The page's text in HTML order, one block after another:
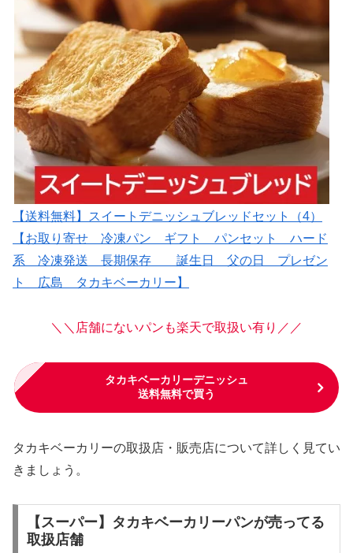
【送料無料】スイートデニッシュブレッドセット（4）
【お取り寄せ 冷凍パン ギフト パンセット ハード
系 冷凍発送 長期保存 誕生日 父の日 プレゼン
ト 広島 タカキベーカリー】
＼＼店舗にないパンも楽天で取扱い有り／／
タカキベーカリーデニッシュ
送料無料で買う
タカキベーカリーの取扱店・販売店について詳しく見てい
きましょう。
【スーパー】タカキベーカリーパンが売ってる
取扱店舗